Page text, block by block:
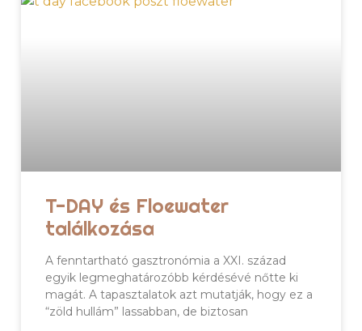
T-DAY és Floewater
találkozása
A fenntartható gasztronómia a XXI. század
egyik legmeghatározóbb kérdésévé nőtte ki
magát. A tapasztalatok azt mutatják, hogy ez a
“zöld hullám” lassabban, de biztosan